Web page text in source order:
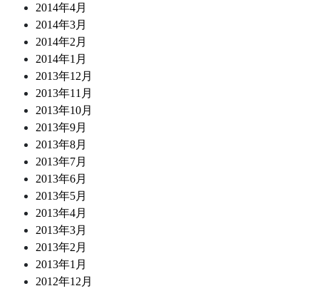
2014年4月
2014年3月
2014年2月
2014年1月
2013年12月
2013年11月
2013年10月
2013年9月
2013年8月
2013年7月
2013年6月
2013年5月
2013年4月
2013年3月
2013年2月
2013年1月
2012年12月